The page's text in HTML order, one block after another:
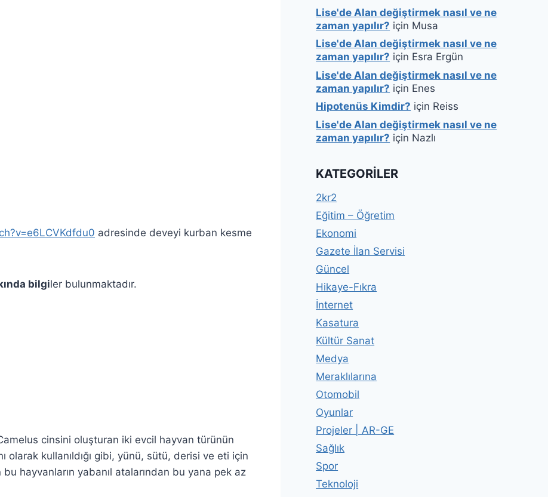
adresinde deveyi kurban kesme
bilgiler bulunmaktadır.
cinsini oluşturan iki evcil hayvan türünün
olarak kullanıldığı gibi, yünü, sütü, derisi ve eti için
hayvanların yabanıl atalarından bu yana pek az
Lise'de Alan değiştirmek nasıl ve ne
zaman yapılır? için Musa
Lise'de Alan değiştirmek nasıl ve ne
zaman yapılır? için Esra Ergün
Lise'de Alan değiştirmek nasıl ve ne
zaman yapılır? için Enes
Hipotenüs Kimdir? için Reiss
Lise'de Alan değiştirmek nasıl ve ne
zaman yapılır? için Nazlı
KATEGORILER
2kr2
Eğitim – Öğretim
Ekonomi
Gazete İlan Servisi
Güncel
Hikaye-Fıkra
İnternet
Kasatura
Kültür Sanat
Medya
Meraklılarına
Otomobil
Oyunlar
Projeler | AR-GE
Sağlık
Spor
Teknoloji